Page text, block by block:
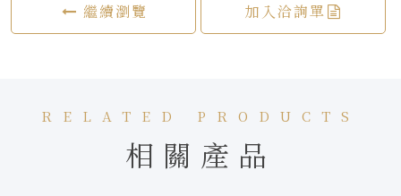
繼續瀏覽 加入洽詢單
RELATED PRODUCTS
相關產品